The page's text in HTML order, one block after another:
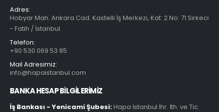
Adres:
Hobyar Mah. Ankara Cad. Kastelli İş Merkezi, Kat: 2 No: 71 Sirkeci
- Fatih / İstanbul
Telefon:
+90 530 069 53 85
Mail Adresimiz:
info@hapaistanbul.com
BANKA HESAP BİLGİLERİMİZ
İş Bankası - Yenicami Şubesi:Hapa İstanbul İhr. İth. ve Tic.